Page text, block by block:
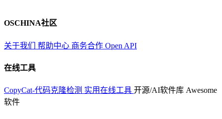
OSCHINA社区
关于我们 帮助中心 商务合作 Open API
在线工具
CopyCat-代码克隆检测 实用在线工具 开源/AI软件库 Awesome
软件